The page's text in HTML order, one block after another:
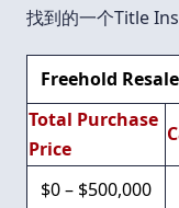
找到的一个Title
Freehold
Total Purchase
Price
$0 – $500,000